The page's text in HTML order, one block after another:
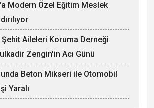
Modern Özel Eğitim Meslek
Şehit Aileleri Koruma Derneği
Zengin'in Acı Günü
Beton Mikseri ile Otomobil
Yaralı